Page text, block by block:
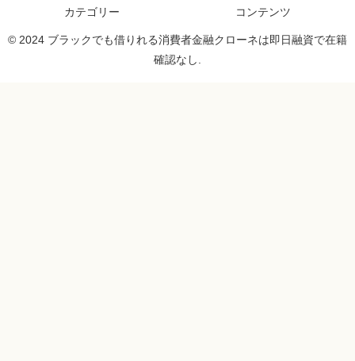
カテゴリー コンテンツ
© 2024 ブラックでも借りれる消費者金融クローネは即日融資で在籍
確認なし.